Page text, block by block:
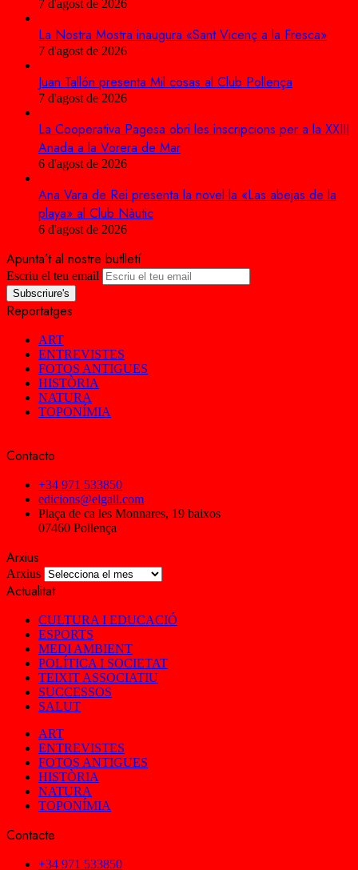
7 d'agost de 2026
La Nostra Mostra inaugura «Sant Vicenç a la Fresca»
7 d'agost de 2026
Juan Tallón presenta Mil cosas al Club Pollença
7 d'agost de 2026
La Cooperativa Pagesa obri les inscripcions per a la XXIII
Anada a la Vorera de Mar
6 d'agost de 2026
Ana Vara de Rei presenta la novel·la «Las abejas de la
playa» al Club Nàutic
6 d'agost de 2026
Apunta’t al nostre butlletí
Escriu el teu email
Reportatges
ART
ENTREVISTES
FOTOS ANTIGUES
HISTÒRIA
NATURA
TOPONÍMIA
Contacto
+34 971 533850
edicions@elgall.com
Plaça de ca les Monnares, 19 baixos
07460 Pollença
Arxius
Arxius
Actualitat
CULTURA I EDUCACIÓ
ESPORTS
MEDI AMBIENT
POLÍTICA I SOCIETAT
TEIXIT ASSOCIATIU
SUCCESSOS
SALUT
ART
ENTREVISTES
FOTOS ANTIGUES
HISTÒRIA
NATURA
TOPONÍMIA
Contacte
+34 971 533850